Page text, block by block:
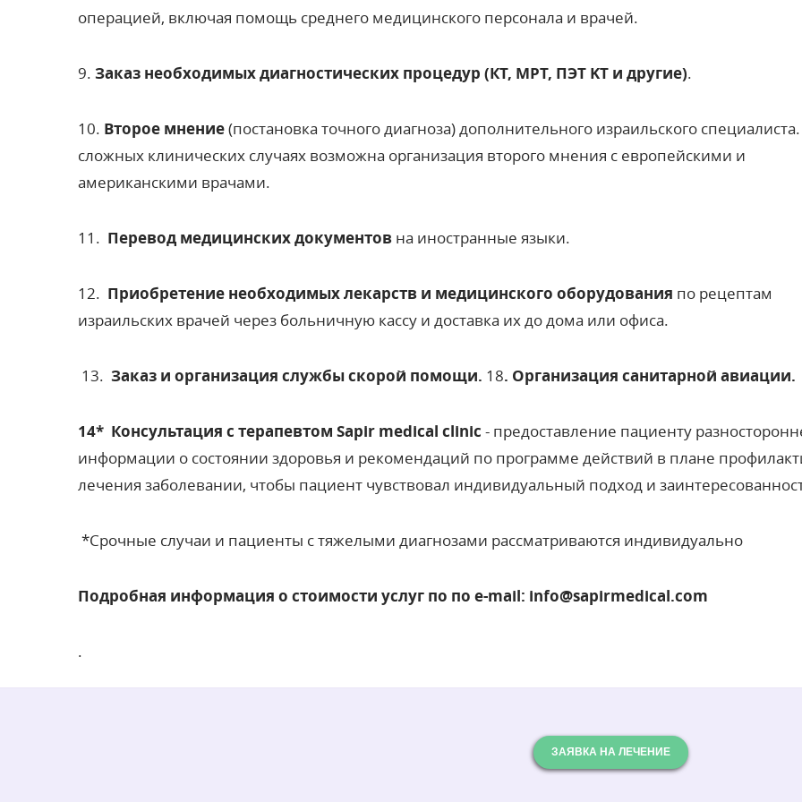
операцией, включая помощь среднего медицинского персонала и врачей.
9. Заказ необходимых диагностических процедур (КТ, МРТ, ПЭT KT и другие).
10. Второе мнение(постановка точного диагноза) дополнительного израильского
сложных клинических случаях возможна организация второго мнения с европейскими и
американскими врачами.
11. Перевод медицинских документов на иностранные языки.
12. Приобретение необходимых лекарств и медицинского оборудования по рецептам
израильских врачей через больничную кассу и доставка их до дома или офиса.
13. Заказ и организация службы скорой помощи. 18. Организация санитарной авиации.
14* Консультация с терапевтом Sapir medical clinic - предоставление пациенту
информации о состоянии здоровья и рекомендаций по программе действий в плане
лечения заболевании, чтобы пациент чувствовал индивидуальный подход и
*Срочные случаи и пациенты с тяжелыми диагнозами рассматриваются индивидуально
Подробная информация о стоимости услуг по по e-mail: info@sapirmedical.com
.
ЗАЯВКА НА ЛЕЧЕНИЕ